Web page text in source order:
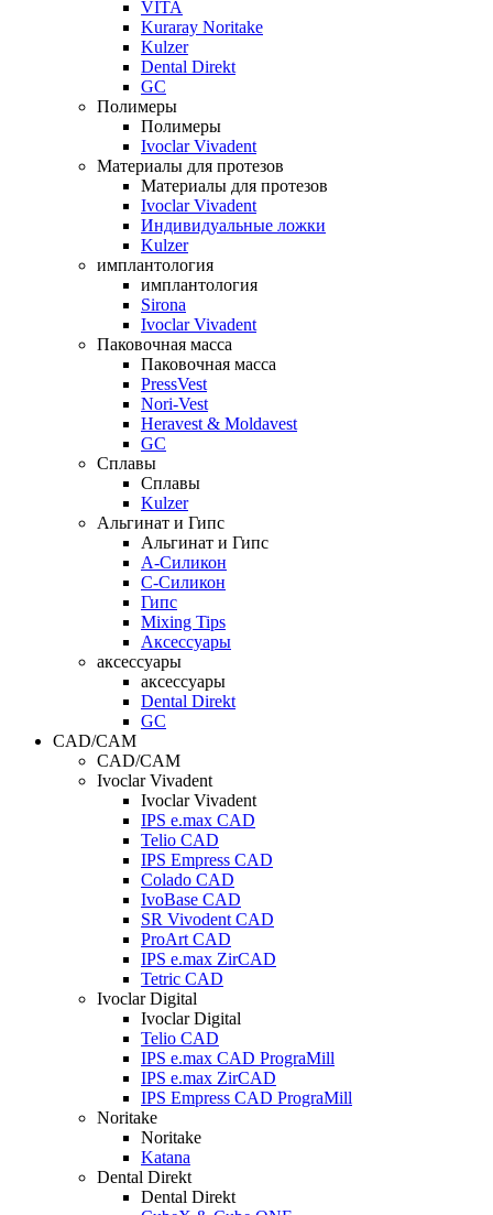
VITA
Kuraray Noritake
Kulzer
Dental Direkt
GC
Полимеры
Полимеры
Ivoclar Vivadent
Материалы для протезов
Материалы для протезов
Ivoclar Vivadent
Индивидуальные ложки
Kulzer
имплантология
имплантология
Sirona
Ivoclar Vivadent
Паковочная масса
Паковочная масса
PressVest
Nori-Vest
Heravest & Moldavest
GC
Сплавы
Сплавы
Kulzer
Альгинат и Гипс
Альгинат и Гипс
A-Силикон
C-Силикон
Гипс
Mixing Tips
Аксессуары
аксессуары
аксессуары
Dental Direkt
GC
CAD/CAM
CAD/CAM
Ivoclar Vivadent
Ivoclar Vivadent
IPS e.max CAD
Telio CAD
IPS Empress CAD
Colado CAD
IvoBase CAD
SR Vivodent CAD
ProArt CAD
IPS e.max ZirCAD
Tetric CAD
Ivoclar Digital
Ivoclar Digital
Telio CAD
IPS e.max CAD PrograMill
IPS e.max ZirCAD
IPS Empress CAD PrograMill
Noritake
Noritake
Katana
Dental Direkt
Dental Direkt